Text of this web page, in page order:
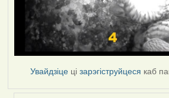
Увайдзіце цізарэгіструйцеся каб